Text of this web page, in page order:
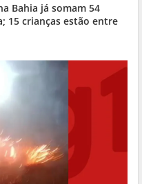
Bahia já somam 54
15 crianças estão entre